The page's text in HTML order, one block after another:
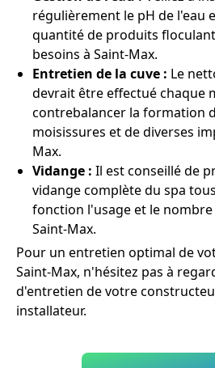
régulièrement le pH de l'eau
quantité de produits
besoins à Saint-Max.
Entretien de la cuve : Le
devrait être effectué chaque
contrebalancer la formation
moisissures et de diverses
Max.
Vidange : Il est conseillé de
vidange complète du spa
fonction l'usage et le
Saint-Max.
Pour un entretien optimal de
Saint-Max, n'hésitez pas à
d'entretien de votre
installateur.